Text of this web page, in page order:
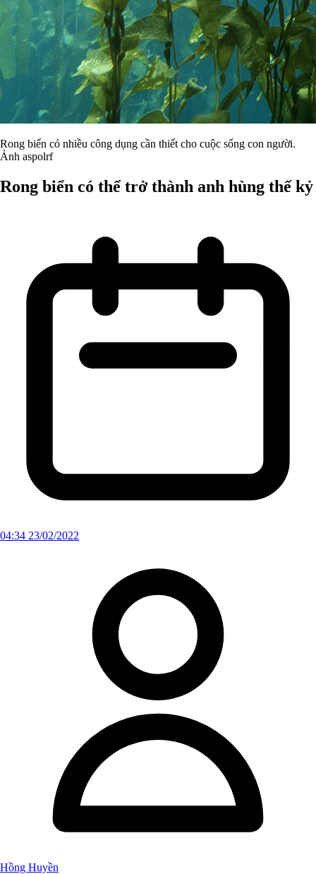
Rong biển có nhiều công dụng cần thiết cho cuộc sống con người.
Ảnh aspolrf
Rong biển có thể trở thành anh hùng thế kỷ
04:34 23/02/2022
Hồng Huyền